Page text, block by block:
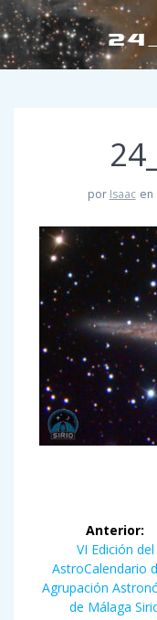
por Isaac en
entradas
Anterior:
Entrada
anterior:
VI Edición del
AstroCalendario
Agrupación
de Málaga